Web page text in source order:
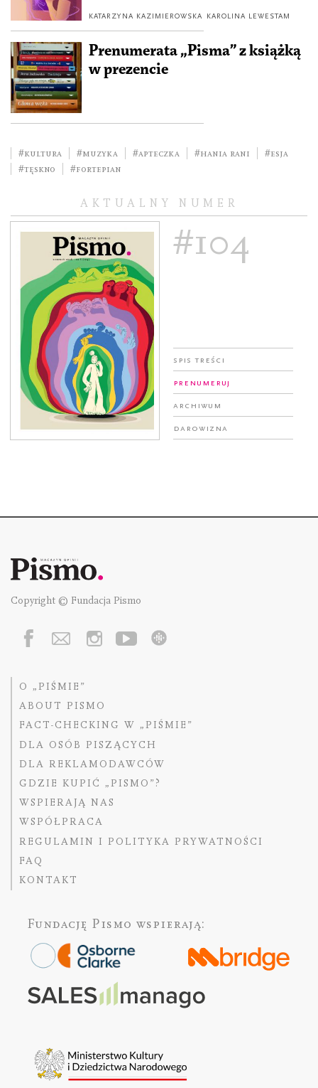
KATARZYNA KAZIMIEROWSKA KAROLINA LEWESTAM
Prenumerata „Pisma” z książką
w prezencie
#kultura #muzyka #Apteczka #Hania Rani
#Esja
#Tęskno
#fortepian
AKTUALNY NUMER
#104
Spis treści
Prenumeruj
Archiwum
Darowizna
Copyright © Fundacja Pismo
O „PIŚMIE”
ABOUT PISMO
FACT-CHECKING W „PIŚMIE”
DLA OSÓB PISZĄCYCH
DLA REKLAMODAWCÓW
GDZIE KUPIĆ „PISMO”?
WSPIERAJĄ NAS
WSPÓŁPRACA
REGULAMIN I POLITYKA PRYWATNOŚCI
FAQ
KONTAKT
Fundację Pismo wspierają: